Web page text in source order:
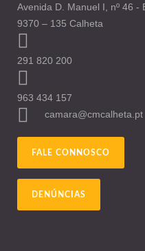
Avenida D. Manuel I, nº 46 -
9370 – 135 Calheta
291 820 200
963 434 157
camara@cmcalheta.pt
FALE CONNOSCO
DENÚNCIAS